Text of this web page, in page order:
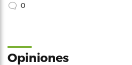
0
Opiniones